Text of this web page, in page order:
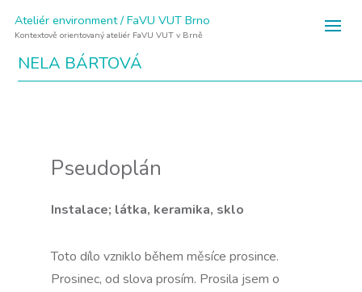
Ateliér environment / FaVU VUT Brno
Kontextově orientovaný ateliér FaVU VUT v Brně
NELA BÁRTOVÁ
Pseudoplán
Instalace; látka, keramika, sklo
Toto dílo vzniklo během měsíce prosince.
Prosinec, od slova prosím. Prosila jsem o